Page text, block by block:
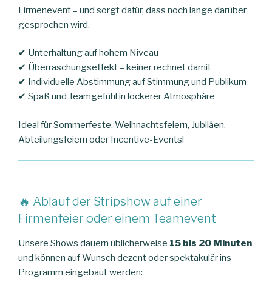
Firmenevent – und sorgt dafür, dass noch lange darüber
gesprochen wird.
✔ Unterhaltung auf hohem Niveau
✔ Überraschungseffekt – keiner rechnet damit
✔ Individuelle Abstimmung auf Stimmung und Publikum
✔ Spaß und Teamgefühl in lockerer Atmosphäre
Ideal für Sommerfeste, Weihnachtsfeiern, Jubiläen,
Abteilungsfeiern oder Incentive-Events!
🔥 Ablauf der Stripshow auf einer
Firmenfeier oder einem Teamevent
Unsere Shows dauern üblicherweise 15 bis 20 Minuten
und können auf Wunsch dezent oder spektakulär ins
Programm eingebaut werden: